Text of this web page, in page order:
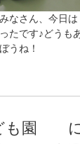
なさん、今日
たです♪どうも
うね！
も園 に